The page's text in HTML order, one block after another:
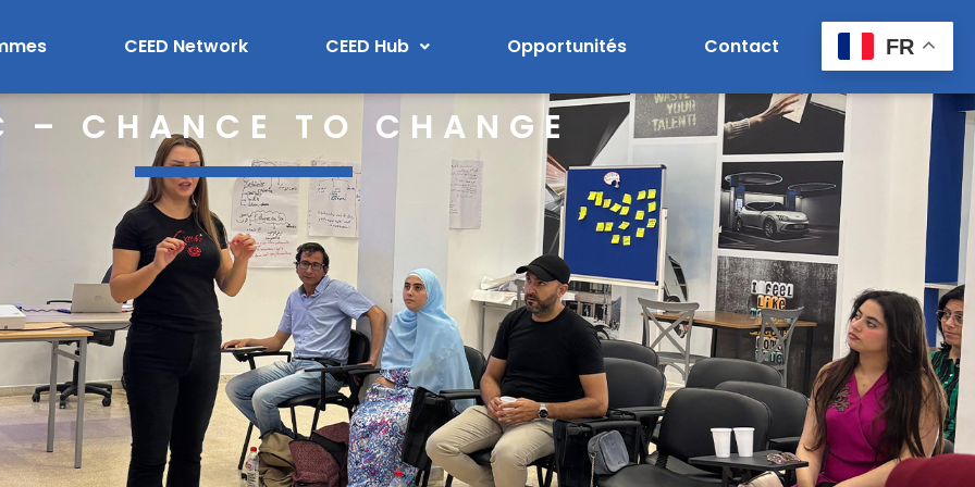
CEED Network CEED Hub Opportunités Contact
– CHANCE TO CHANGE
FR